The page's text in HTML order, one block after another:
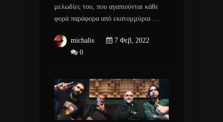
μελωδίες του, που αγαπιούνται κάθε
φορά παράφορα από εκατομμύρια …
michalis
7 Φεβ, 2022
0